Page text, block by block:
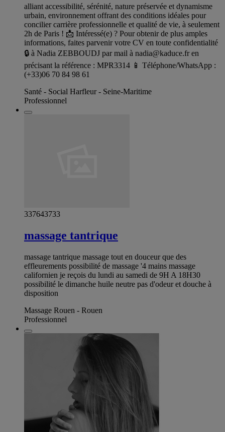
alliant accessibilité, sérénité, nature préservée et dynamisme
urbain, environnement offrant des conditions idéales pour
concilier carrière professionnelle et qualité de vie, à seulement
2h de Paris ! 📩 Intéressé(e) ? Pour obtenir de plus amples
informations, faites parvenir votre CV en toute confidentialité
🔒 à Nadia ZEBBOUDJ par mail à nadia@kaduce.fren
précisant la référence : MPR3314 📱 Téléphone/WhatsApp :
(+33)06 70 84 98 61
Santé - Social Harfleur - Seine-Maritime
Professionnel
337643733
massage tantrique
massage tantrique massage tout en douceur que des
effleurements possibilité de massage '4 mains massage
californien je reçois du lundi au samedi de 9H A 18H30
possibilité le dimanche huile neutre pas d'odeur et douche à
disposition
Massage Rouen - Rouen
Professionnel